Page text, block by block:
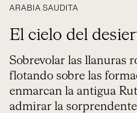
ARABIA SAUDITA
El cielo del
Sobrevolar las llanuras
flotando sobre las
enmarcan la antigua
admirar la